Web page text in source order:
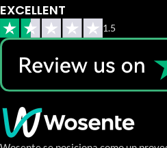
EXCELLENT
1.5